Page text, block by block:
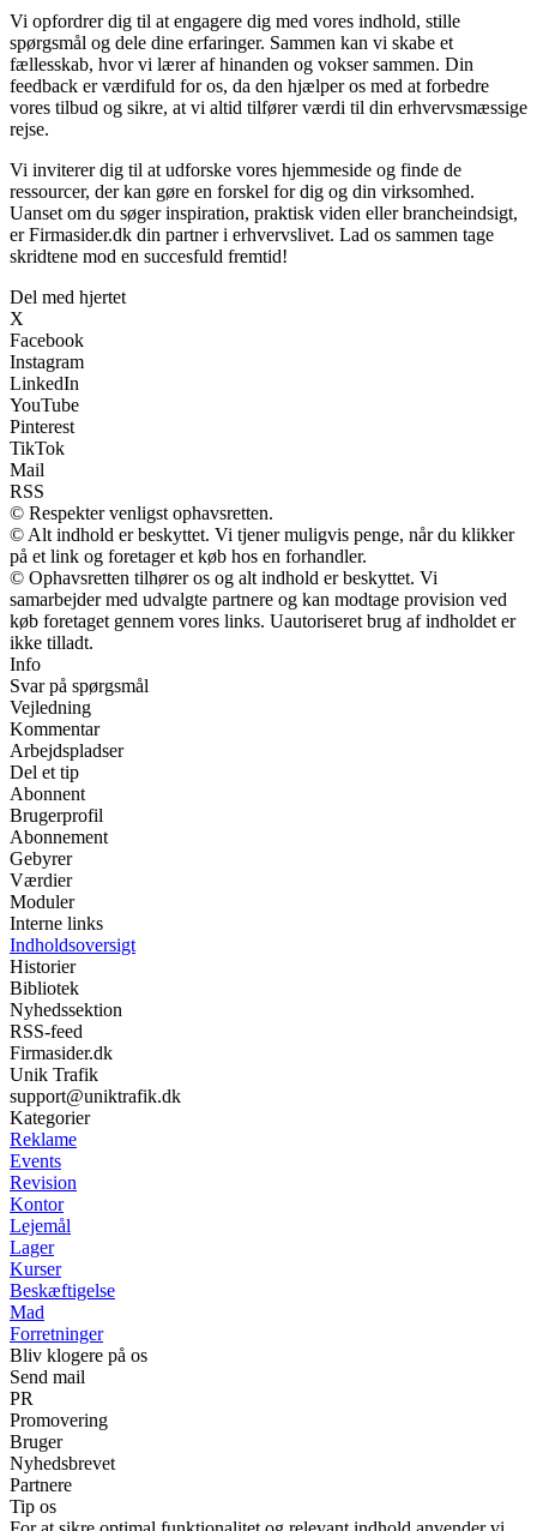
Vi opfordrer dig til at engagere dig med vores indhold, stille
spørgsmål og dele dine erfaringer. Sammen kan vi skabe et
fællesskab, hvor vi lærer af hinanden og vokser sammen. Din
feedback er værdifuld for os, da den hjælper os med at forbedre
vores tilbud og sikre, at vi altid tilfører værdi til din erhvervsmæssige
rejse.
Vi inviterer dig til at udforske vores hjemmeside og finde de
ressourcer, der kan gøre en forskel for dig og din virksomhed.
Uanset om du søger inspiration, praktisk viden eller brancheindsigt,
er Firmasider.dk din partner i erhvervslivet. Lad os sammen tage
skridtene mod en succesfuld fremtid!
Del med hjertet
X
Facebook
Instagram
LinkedIn
YouTube
Pinterest
TikTok
Mail
RSS
© Respekter venligst ophavsretten.
© Alt indhold er beskyttet. Vi tjener muligvis penge, når du klikker
på et link og foretager et køb hos en forhandler.
© Ophavsretten tilhører os og alt indhold er beskyttet. Vi
samarbejder med udvalgte partnere og kan modtage provision ved
køb foretaget gennem vores links. Uautoriseret brug af indholdet er
ikke tilladt.
Info
Svar på spørgsmål
Vejledning
Kommentar
Arbejdspladser
Del et tip
Abonnent
Brugerprofil
Abonnement
Gebyrer
Værdier
Moduler
Interne links
Indholdsoversigt
Historier
Bibliotek
Nyhedssektion
RSS-feed
Firmasider.dk
Unik Trafik
support@uniktrafik.dk
Kategorier
Reklame
Events
Revision
Kontor
Lejemål
Lager
Kurser
Beskæftigelse
Mad
Forretninger
Bliv klogere på os
Send mail
PR
Promovering
Bruger
Nyhedsbrevet
Partnere
Tip os